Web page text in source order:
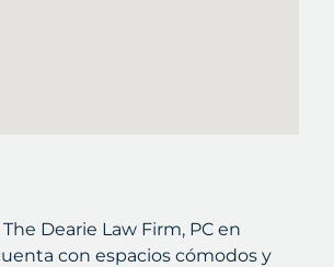
Dearie Law Firm, PC en
con espacios cómodos y